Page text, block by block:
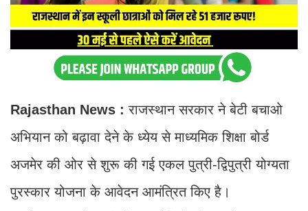
Rajasthan News : राजस्थान सरकार ने बेटी बचाओ
अभियान को बढ़ावा देने के ध्येय से माध्यमिक शिक्षा बोर्ड
अजमेर की ओर से शुरू की गई एकल पुत्री-द्विपुत्री योग्यता
पुरस्कार योजना के आवेदन आमंत्रित किए है।